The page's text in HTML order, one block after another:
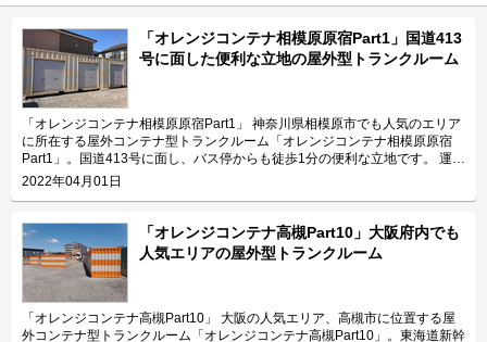
「オレンジコンテナ相模原原宿Part1」国道413
号に面した便利な立地の屋外型トランクルーム
「オレンジコンテナ相模原原宿Part1」 神奈川県相模原市でも人気のエリア
に所在する屋外コンテナ型トランクルーム「オレンジコンテナ相模原原宿
Part1」。国道413号に面し、バス停からも徒歩1分の便利な立地です。 運営
会社は2003年に関西圏から「オレンジコンテナ」をスタートさせたアパル
トマンホールディングス株式会社。お客様の目線に立って事業を展開してい
ルディングス株式会社が運営している「オレンジコンテナ相模原原宿
Part1」の特長や利用用途などをご紹介します。 「オレンジコンテナ相模原
原宿Part1」の特長を教えてください。 「オレンジコンテナ相模原原宿
Part1」に配置されたコンテナは全て平置きになっておりますので、お客様
に安全にご利用頂けます。敷地も広いため、車で横付けして荷物を搬入出す
ることも簡単です。国道413号に面しており、八王子バイパスの相原インタ
ーチェンジなどからもアクセスがしやすい立地となっています。また、徒歩
2022年04月01日
「オレンジコンテナ高槻Part10」大阪府内でも
人気エリアの屋外型トランクルーム
「オレンジコンテナ高槻Part10」 大阪の人気エリア、高槻市に位置する屋
外コンテナ型トランクルーム「オレンジコンテナ高槻Part10」。東海道新幹